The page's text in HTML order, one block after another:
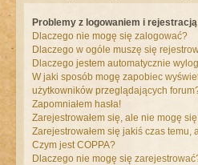
Problemy z logowaniem i rejestracją
Dlaczego nie mogę się zalogować?
Dlaczego w ogóle muszę się
Dlaczego jestem automatycznie
W jaki sposób mogę zapobiec
użytkowników przeglądających
Zapomniałem hasła!
Zarejestrowałem się, ale nie mogę
Zarejestrowałem się jakiś czas
Czym jest COPPA?
Dlaczego nie mogę się